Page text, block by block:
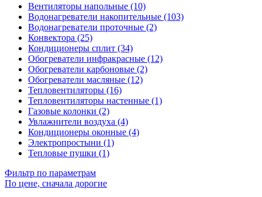
Вентиляторы напольные (10)
Водонагреватели накопительные (103)
Водонагреватели проточные (2)
Конвектора (25)
Кондиционеры сплит (34)
Обогреватели инфракрасные (12)
Обогреватели карбоновые (2)
Обогреватели масляные (12)
Тепловентиляторы (16)
Тепловентиляторы настенные (1)
Газовые колонки (2)
Увлажнители воздуха (4)
Кондиционеры оконные (4)
Электропростыни (1)
Тепловые пушки (1)
Фильтр по параметрам
По цене, сначала дорогие